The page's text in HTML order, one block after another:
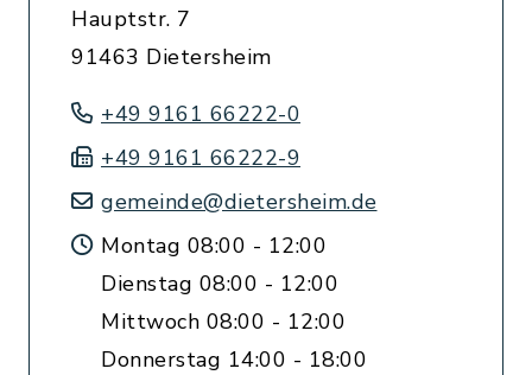
Hauptstr. 7
91463 Dietersheim
+49 9161 66222-0
+49 9161 66222-9
gemeinde@dietersheim.de
Montag 08:00 - 12:00
Dienstag 08:00 - 12:00
Mittwoch 08:00 - 12:00
Donnerstag 14:00 - 18:00